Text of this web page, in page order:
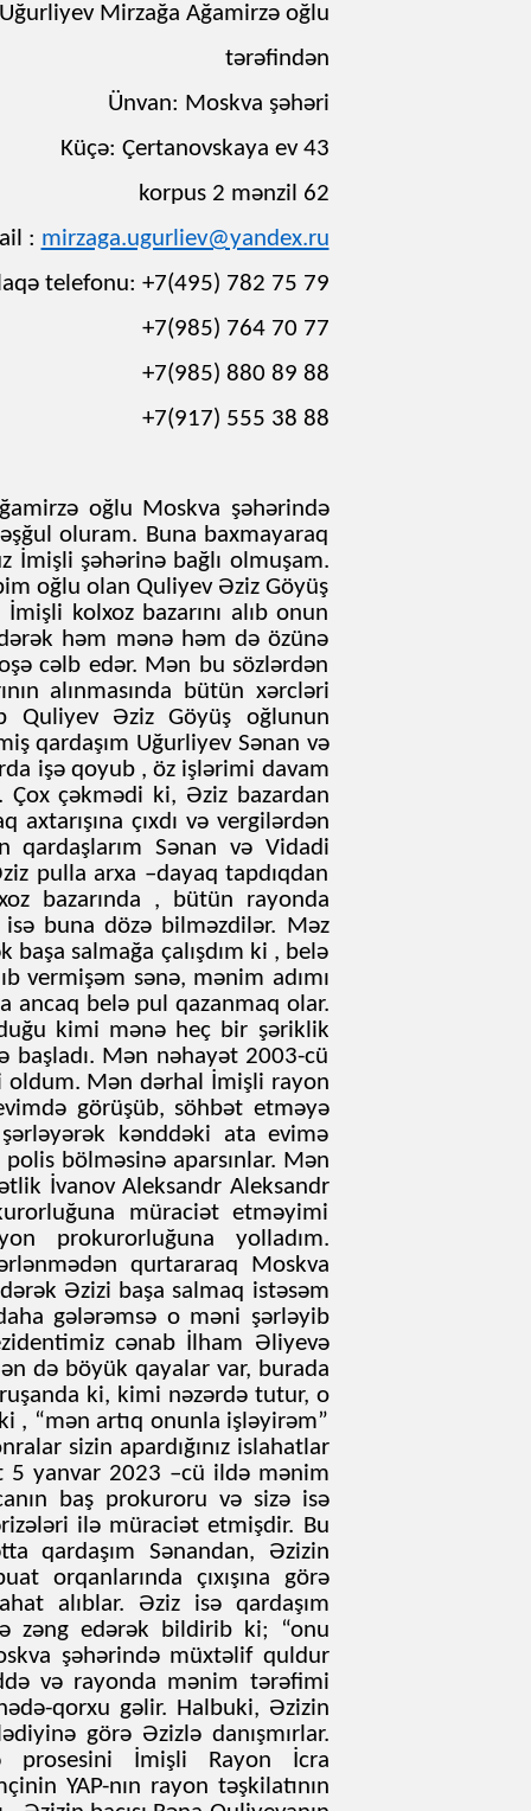
Mirzağa Ağamirzə oğlu
tərəfindən
Ünvan: Moskva şəhəri
Küçə: Çertanovskaya ev 43
korpus 2 mənzil 62
: mirzaga.ugurliev@yandex.ru
telefonu: +7(495) 782 75 79
+7(985) 764 70 77
+7(985) 880 89 88
+7(917) 555 38 88
oğlu Moskva şəhərində
oluram. Buna baxmayaraq
İmişli şəhərinə bağlı olmuşam.
oğlu olan Quliyev Əziz Göyüş
kolxoz bazarını alıb onun
həm mənə həm də özünə
cəlb edər. Mən bu sözlərdən
alınmasında bütün xərcləri
Quliyev Əziz Göyüş oğlunun
qardaşım Uğurliyev Sənan və
işə qoyub , öz işlərimi davam
çəkmədi ki, Əziz bazardan
axtarışına çıxdı və vergilərdən
Sənan və Vidadi
pulla arxa –dayaq tapdıqdan
bazarında , bütün rayonda
buna dözə bilməzdilər. Məz
salmağa çalışdım ki , belə
vermişəm sənə, mənim adımı
ancaq belə pul qazanmaq olar.
kimi mənə heç bir şəriklik
Mən nəhayət 2003-cü
oldum. Mən dərhal İmişli rayon
görüşüb, söhbət etməyə
kənddəki ata evimə
bölməsinə aparsınlar. Mən
İvanov Aleksandr Aleksandr
müraciət etməyimi
prokurorluğuna yolladım.
qurtararaq Moskva
Əzizi başa salmaq istəsəm
gələrəmsə o məni şərləyib
cənab İlham Əliyevə
də böyük qayalar var, burada
ki, kimi nəzərdə tutur, o
, “mən artıq onunla işləyirəm”
sizin apardığınız islahatlar
5 yanvar 2023 –cü ildə mənim
baş prokuroru və sizə isə
ilə müraciət etmişdir. Bu
qardaşım Sənandan, Əzizin
orqanlarında çıxışına görə
alıblar. Əziz isə qardaşım
zəng edərək bildirib ki; “onu
şəhərində müxtəlif quldur
və rayonda mənim tərəfimi
qorxu gəlir. Halbuki, Əzizin
görə Əzizlə danışmırlar.
prosesini İmişli Rayon İcra
YAP-nın rayon təşkilatının